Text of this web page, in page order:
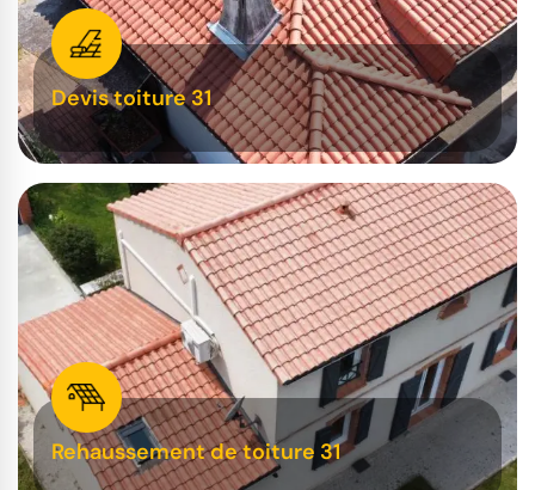
Devis toiture 31
Rehaussement de toiture 31